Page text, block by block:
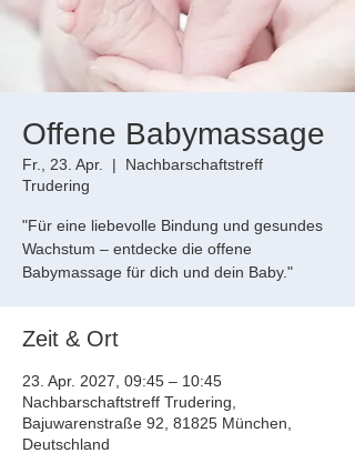
Offene Babymassage
Fr., 23. Apr.
  |
Nachbarschaftstreff
Trudering
"Für eine liebevolle Bindung und gesundes
Wachstum – entdecke die offene
Babymassage für dich und dein Baby."
Zeit & Ort
23. Apr. 2027, 09:45 – 10:45
Nachbarschaftstreff Trudering,
Bajuwarenstraße 92, 81825 München,
Deutschland